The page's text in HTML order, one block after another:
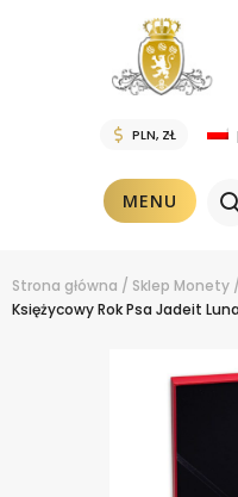
MENU
Strona główna / Sklep Monety /
Księżycowy Rok Psa Jadeit